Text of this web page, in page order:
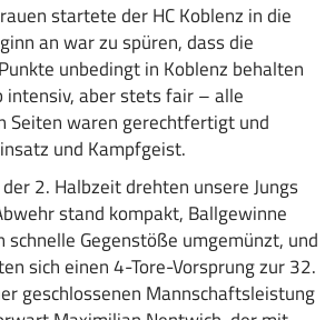
startete der HC Koblenz in die
an war zu spüren, dass die
unbedingt in Koblenz behalten
intensiv, aber stets fair – alle
Seiten waren gerechtfertigt und
und Kampfgeist.
2. Halbzeit drehten unsere Jungs
stand kompakt, Ballgewinne
Gegenstöße umgemünzt, und
sich einen 4-Tore-Vorsprung zur 32.
geschlossenen Mannschaftsleistung